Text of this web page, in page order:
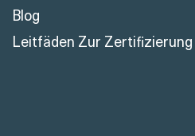
Blog
Leitfäden Zur Zertifizierung